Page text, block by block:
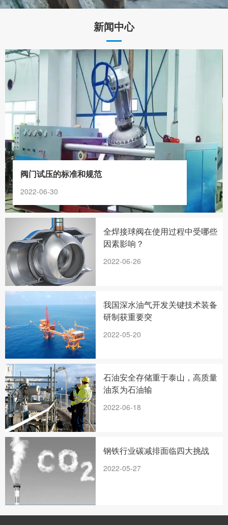
新闻中心
阀门试压的标准和规范
2022-06-30
全焊接球阀在使用过程中受哪些
因素影响？
2022-06-26
我国深水油气开发关键技术装备
研制获重要突
2022-05-20
石油安全存储重于泰山，高质量
油泵为石油输
2022-06-18
钢铁行业碳减排面临四大挑战
2022-05-27